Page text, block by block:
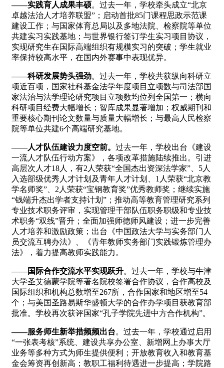
——实践育人成果丰硕。过去一年，学校牵头成立“北京
卓越法治人才培养联盟”；启动首批85门课程思政示范课
建设工作；与国家体育总局以及多地法院、检察院等单位
共建实习实践基地；与世界银行签订学生实习项目协议，
实现研究生在国际高端组织有规模实习的突破；学生就业
率保持较高水平，在国内外赛事中表现优异。
——科研发展势头强劲。过去一年，学校共获纵向科研立
项近百项，国家社科基金法学年度项目立项数与司法部国
家法治与法学理论研究项目立项数均位列全国第一；横向
科研项目经费大幅增长；智库成果显著增加；权威期刊和
重要核心期刊论文数量与质量大幅增长；与最高人民检察
院等单位共建6个高端研究基地。
——人才队伍建设力度空前。 过去一年，学校出台《建设
一流人才队伍行动方案》，各项改革措施陆续推出。引进
高层次人才18人，有2人荣获“全国杰出资深法学家”、5人
入选部级优秀人才计划及青年人才计划、1人荣获“北京教
学名师奖”、2人荣获“宝钢教育奖”优秀教师奖；继续实施
“钱端升杰出学者支持计划”；推动高等教育管理研究系列
专业技术职务评审，实现管理干部队伍职务职级和专业技
术职务“双线”晋升；全面加强师德师风建设；进一步完善
人才培养和激励政策；出台《中国政法大学与实务部门人
员交流互聘办法》、《青年教师实务部门实践锻炼管理办
法》，着力提高教师实践能力。
——国际合作交流水平实现跃升。过去一年，学校与牛津
大学圣艾德蒙学院等著名院校签署合作协议，合作高校及
国际组织和机构总数增至267所，合作国家和地区增至54
个；与美国圣路易斯华盛顿大学的合作办学项目获教育部
批准。学校再次获评国家“孔子学院先进中方合作机构”。
——服务师生新举措频频出台。过去一年，学校通过启用
“一张表考核”系统、建设共享办公室、新增网上办事大厅
业务等多种方式为师生提供便利；开放教育收入和教育基
金会筹资再创新高；教职工福利待遇进一步提高；学院路